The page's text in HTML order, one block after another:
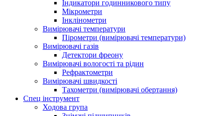
Індикатори годинникового типу
Мікрометри
Інклінометри
Вимірювачі температури
Пірометри (вимірювачі температури)
Вимірювачі газів
Детектори фреону
Вимірювачі вологості та рідин
Рефрактометри
Вимірювачі швидкості
Тахометри (вимірювачі обертання)
Спец інструмент
Ходова група